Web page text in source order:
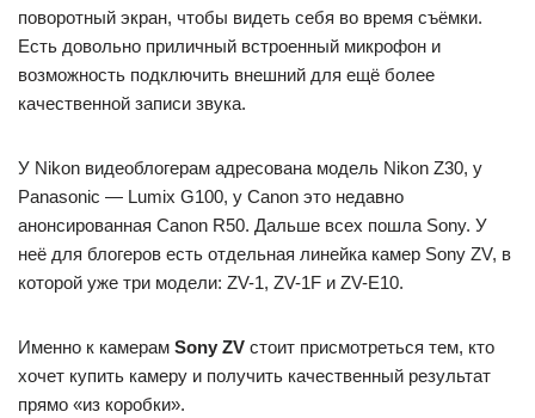
поворотный экран, чтобы видеть себя во время съёмки.
Есть довольно приличный встроенный микрофон и
возможность подключить внешний для ещё более
качественной записи звука.
У Nikon видеоблогерам адресована модель Nikon Z30, у
Panasonic — Lumix G100, у Canon это недавно
анонсированная Canon R50. Дальше всех пошла Sony. У
неё для блогеров есть отдельная линейка камер Sony ZV, в
которой уже три модели: ZV-1, ZV-1F и ZV-E10.
Именно к камерам Sony ZV стоит присмотреться тем, кто
хочет купить камеру и получить качественный результат
прямо «из коробки».